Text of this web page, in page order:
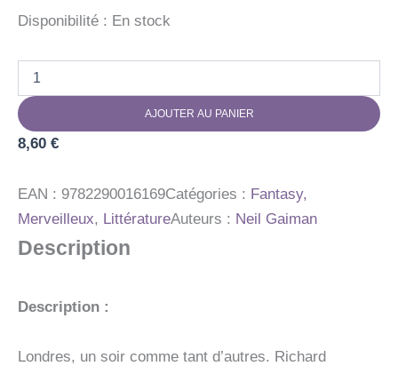
Disponibilité : En stock
NEVERWHERE
AJOUTER AU PANIER
8,60 €
EAN : 9782290016169Catégories : Fantasy,
Merveilleux, LittératureAuteurs : Neil Gaiman
Description
Description :
Londres, un soir comme tant d’autres. Richard